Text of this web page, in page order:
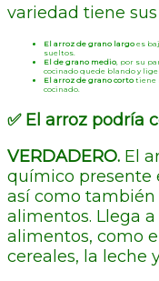
variedad tiene
El arroz de grano largo es
sueltos.
El de grano medio , por su
cocinado quede blando y
El arroz de grano corto tiene
cocinado.
✅ El arroz podría
VERDADERO. El
químico presente
así como
alimentos. Llega
alimentos, como
cereales, la leche